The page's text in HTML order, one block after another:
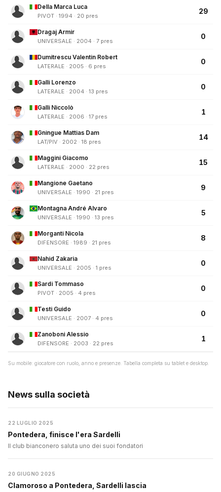
Della Marca Luca
PIVOT · 1994 · 20 pres
29
Dragaj Armir
UNIVERSALE · 2004 · 7 pres
0
Dumitrescu Valentin Robert
LATERALE · 2005 · 6 pres
0
Galli Lorenzo
LATERALE · 2004 · 13 pres
0
Galli Niccolò
LATERALE · 2006 · 17 pres
1
Gningue Mattias Dam
LAT/PIV · 2002 · 18 pres
14
Maggini Giacomo
LATERALE · 2000 · 22 pres
15
Mangione Gaetano
UNIVERSALE · 1990 · 21 pres
9
Montagna André Alvaro
UNIVERSALE · 1990 · 13 pres
5
Morganti Nicola
DIFENSORE · 1989 · 21 pres
8
Nahid Zakaria
UNIVERSALE · 2005 · 1 pres
0
Sardi Tommaso
PIVOT · 2005 · 4 pres
0
Testi Guido
UNIVERSALE · 2007 · 4 pres
0
Zanoboni Alessio
DIFENSORE · 2003 · 22 pres
1
Su mobile: giocatore con ruolo, anno e presenze. Tabella completa su tablet e desktop.
News sulla società
22 LUGLIO 2025
Pontedera, finisce l'era Sardelli
Il club bianconero saluta uno dei suoi fondatori
20 GIUGNO 2025
Clamoroso a Pontedera, Sardelli lascia